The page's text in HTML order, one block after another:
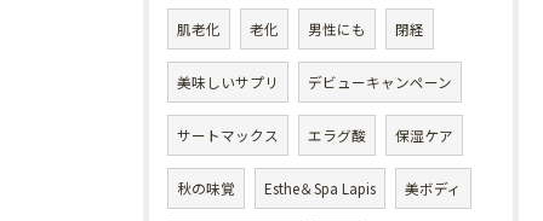
肌老化 老化 男性にも 閉経
美味しいサプリ デビューキャンペーン
サートマックス エラグ酸 保湿ケア
秋の味覚 Esthe＆Spa Lapis 美ボディ